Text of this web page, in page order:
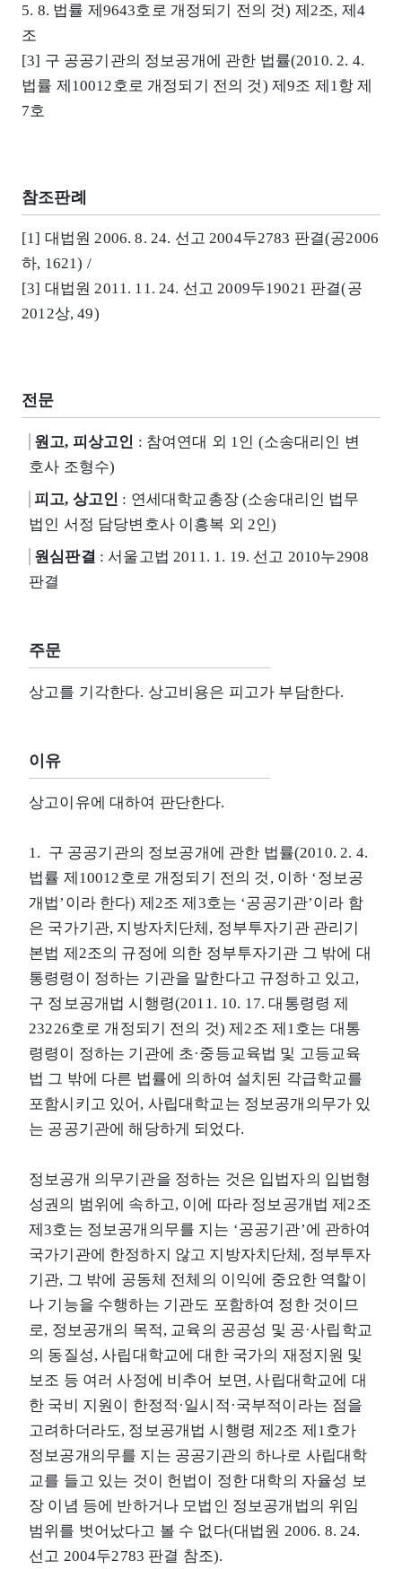
5. 8. 법률 제9643호로 개정되기 전의 것) 제2조, 제4
조
[3] 구 공공기관의 정보공개에 관한 법률(2010. 2. 4.
법률 제10012호로 개정되기 전의 것) 제9조 제1항 제
7호
참조판례
[1] 대법원 2006. 8. 24. 선고 2004두2783 판결(공2006
하, 1621) /
[3] 대법원 2011. 11. 24. 선고 2009두19021 판결(공
2012상, 49)
전문
원고, 피상고인 : 참여연대 외 1인 (소송대리인 변
호사 조형수)
피고, 상고인 : 연세대학교총장 (소송대리인 법무
법인 서정 담당변호사 이흥복 외 2인)
원심판결 : 서울고법 2011. 1. 19. 선고 2010누2908
판결
주문
상고를 기각한다. 상고비용은 피고가 부담한다.
이유
상고이유에 대하여 판단한다.
1. 구 공공기관의 정보공개에 관한 법률(2010. 2. 4.
법률 제10012호로 개정되기 전의 것, 이하 ‘정보공
개법’이라 한다) 제2조 제3호는 ‘공공기관’이라 함
은 국가기관, 지방자치단체, 정부투자기관 관리기
본법 제2조의 규정에 의한 정부투자기관 그 밖에 대
통령령이 정하는 기관을 말한다고 규정하고 있고,
구 정보공개법 시행령(2011. 10. 17. 대통령령 제
23226호로 개정되기 전의 것) 제2조 제1호는 대통
령령이 정하는 기관에 초·중등교육법 및 고등교육
법 그 밖에 다른 법률에 의하여 설치된 각급학교를
포함시키고 있어, 사립대학교는 정보공개의무가 있
는 공공기관에 해당하게 되었다.
정보공개 의무기관을 정하는 것은 입법자의 입법형
성권의 범위에 속하고, 이에 따라 정보공개법 제2조
제3호는 정보공개의무를 지는 ‘공공기관’에 관하여
국가기관에 한정하지 않고 지방자치단체, 정부투자
기관, 그 밖에 공동체 전체의 이익에 중요한 역할이
나 기능을 수행하는 기관도 포함하여 정한 것이므
로, 정보공개의 목적, 교육의 공공성 및 공·사립학교
의 동질성, 사립대학교에 대한 국가의 재정지원 및
보조 등 여러 사정에 비추어 보면, 사립대학교에 대
한 국비 지원이 한정적·일시적·국부적이라는 점을
고려하더라도, 정보공개법 시행령 제2조 제1호가
정보공개의무를 지는 공공기관의 하나로 사립대학
교를 들고 있는 것이 헌법이 정한 대학의 자율성 보
장 이념 등에 반하거나 모법인 정보공개법의 위임
범위를 벗어났다고 볼 수 없다(대법원 2006. 8. 24.
선고 2004두2783 판결 참조).